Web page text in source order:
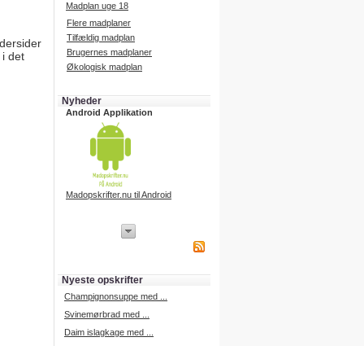
det
Madplan uge 18
Flere madplaner
Tilfældig madplan
Brugernes madplaner
Økologisk madplan
Nyheder
Android Applikation
Madopskrifter.nu til Android
iPhone udvikling
Nyeste opskrifter
Champignonsuppe med ...
Svinemørbrad med ...
Daim islagkage med ...